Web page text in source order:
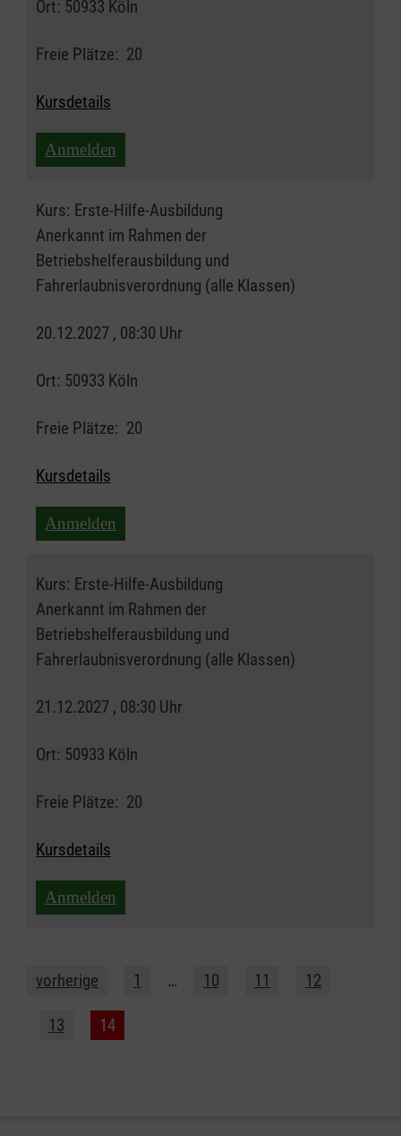
Ort: 50933 Köln
Freie Plätze: 20
Kursdetails
Anmelden
Kurs: Erste-Hilfe-Ausbildung
Anerkannt im Rahmen der
Betriebshelferausbildung und
Fahrerlaubnisverordnung (alle Klassen)
20.12.2027 , 08:30 Uhr
Ort: 50933 Köln
Freie Plätze: 20
Kursdetails
Anmelden
Kurs: Erste-Hilfe-Ausbildung
Anerkannt im Rahmen der
Betriebshelferausbildung und
Fahrerlaubnisverordnung (alle Klassen)
21.12.2027 , 08:30 Uhr
Ort: 50933 Köln
Freie Plätze: 20
Kursdetails
Anmelden
vorherige 1 … 10 11 12
13 14